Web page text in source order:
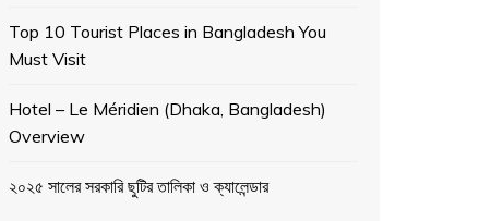
Top 10 Tourist Places in Bangladesh You
Must Visit
Hotel – Le Méridien (Dhaka, Bangladesh)
Overview
২০২৫ সালের সরকারি ছুটির তালিকা ও ক্যালেন্ডার